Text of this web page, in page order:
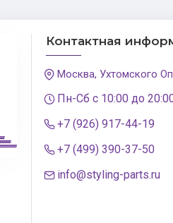
Контактная
Москва, Ухтомского
Пн-Сб с 10:00 до
+7 (926) 917-44-19
+7 (499) 390-37-50
info@styling-parts.ru